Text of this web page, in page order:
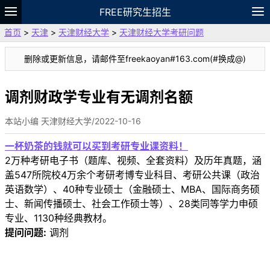
FREE研究生招生
题库
故事 专题 APP 笔记
论坛
VIP
资料
首页 > 天津 > 天津财经大学 > 天津财经大学考研问题
删除或更新信息，请邮件至freekaoyan#163.com(#换成@)
调剂财政学专业有无调剂名额
本站小编 天津财经大学/2022-10-16
一杯奶茶的钱就可以买到考研专业课资料！
2万种考研电子书（题库、视频、全套资料）及历年真题，涵
盖547所院校4万余个考研考博专业科目、考研公共课（政治
英语数学）、40种专业硕士（金融硕士、MBA、国际商务硕
士、新闻传播硕士、社会工作硕士等）、28类同等学力申硕
专业、1130种经典教材。
提问问题: 调剂